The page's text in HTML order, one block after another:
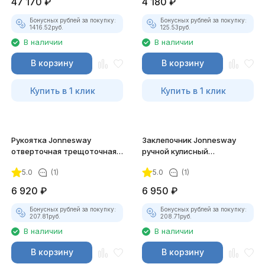
Бонусных рублей за покупку:
1416.52руб.
В наличии
В корзину
Купить в 1 клик
Бонусных рублей за покупку:
125.53руб.
В наличии
В корзину
Купить в 1 клик
Рукоятка Jonnesway
отверточная трещоточная с
предмета
5.0 (1)
6 920 ₽
Бонусных рублей за покупку:
207.81руб.
В наличии
В корзину
Заклепочник Jonnesway
ручной кулисный
5.0 (1)
6 950 ₽
Бонусных рублей за покупку:
208.71руб.
В наличии
В корзину